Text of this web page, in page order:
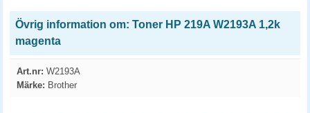
Övrig information om: Toner HP 219A W2193A 1,2k
magenta
Art.nr: W2193A
Märke: Brother